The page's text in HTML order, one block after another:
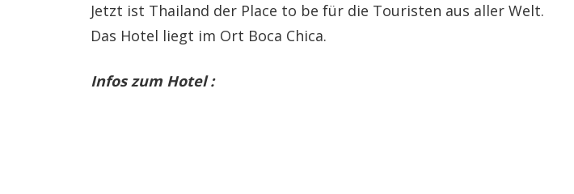
Jetzt ist Thailand der Place to be für die Touristen aus aller Welt.
Das Hotel liegt im Ort Boca Chica.
Infos zum Hotel :